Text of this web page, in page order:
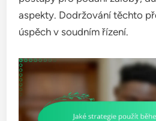
aspekty. Dodržování těchto
úspěch v soudním řízení.